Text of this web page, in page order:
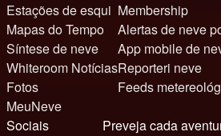
Estações de esqui
Mapas do Tempo
Síntese de neve
Whiteroom Notícias
Fotos
MeuNeve
Membership
Alertas de neve
App mobile de
Reporteri neve
Feeds
Sociais
Preveja cada